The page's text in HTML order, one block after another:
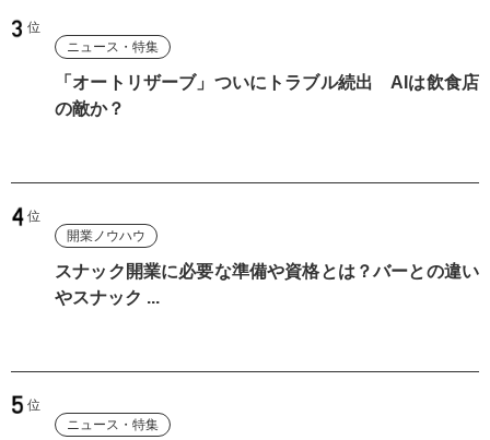
ニュース・特集
「オートリザーブ」ついにトラブル続出 AIは飲食店
の敵か？
開業ノウハウ
スナック開業に必要な準備や資格とは？バーとの違い
やスナック ...
ニュース・特集